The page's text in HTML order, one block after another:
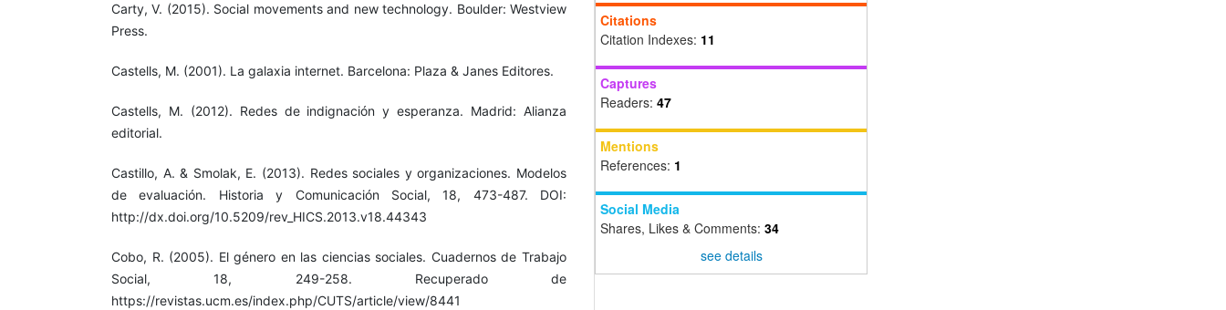
Carty, V. (2015). Social movements and new technology. Boulder: Westview
Press.
Castells, M. (2001). La galaxia internet. Barcelona: Plaza & Janes Editores.
Castells, M. (2012). Redes de indignación y esperanza. Madrid: Alianza
editorial.
Castillo, A. & Smolak, E. (2013). Redes sociales y organizaciones. Modelos
de evaluación. Historia y Comunicación Social, 18, 473-487. DOI:
http://dx.doi.org/10.5209/rev_HICS.2013.v18.44343
Cobo, R. (2005). El género en las ciencias sociales. Cuadernos de Trabajo
Social, 18, 249-258. Recuperado de
https://revistas.ucm.es/index.php/CUTS/article/view/8441
Citations
Citation Indexes: 11
Captures
Readers: 47
Mentions
References: 1
Social Media
Shares, Likes & Comments: 34
see details